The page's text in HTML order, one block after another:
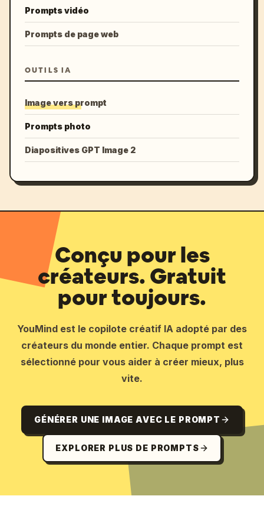
Prompts vidéo
Prompts de page web
OUTILS IA
Image vers prompt
Prompts photo
Diapositives GPT Image 2
Conçu pour les
créateurs. Gratuit
pour toujours.
YouMind est le copilote créatif IA adopté par des
créateurs du monde entier. Chaque prompt est
sélectionné pour vous aider à créer mieux, plus
vite.
GÉNÉRER UNE IMAGE AVEC LE PROMPT
EXPLORER PLUS DE PROMPTS